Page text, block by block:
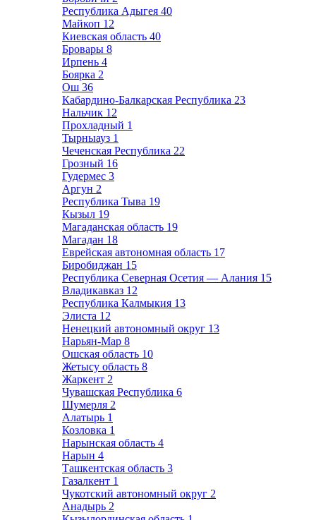
Республика Адыгея 40
Майкоп 12
Киевская область 40
Бровары 8
Ирпень 4
Боярка 2
Ош 36
Кабардино-Балкарская Республика 23
Нальчик 12
Прохладный 1
Тырныауз 1
Чеченская Республика 22
Грозный 16
Гудермес 3
Аргун 2
Республика Тыва 19
Кызыл 19
Магаданская область 19
Магадан 18
Еврейская автономная область 17
Биробиджан 15
Республика Северная Осетия — Алания 15
Владикавказ 12
Республика Калмыкия 13
Элиста 12
Ненецкий автономный округ 13
Нарьян-Мар 8
Ошская область 10
Жетысу область 8
Жаркент 2
Чувашская Республика 6
Шумерля 2
Алатырь 1
Козловка 1
Нарынская область 4
Нарын 4
Ташкентская область 3
Газалкент 1
Чукотский автономный округ 2
Анадырь 2